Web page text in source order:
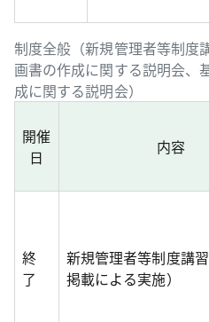
制度全般（新規管理者等制度
画書の作成に関する説明会、
成に関する説明会）
開催
日
内容
終
了
新規管理者等制度講
掲載による実施）